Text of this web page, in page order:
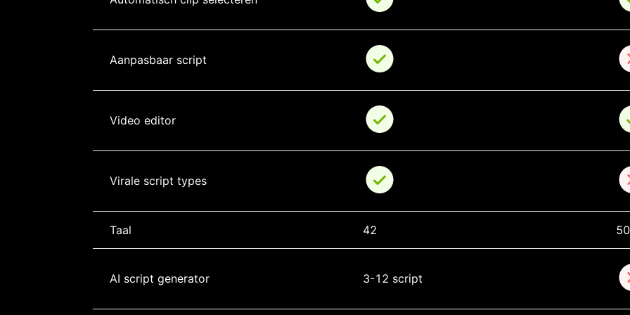
Aanpasbaar script
Video editor
Virale script types
Taal 42
AI script generator 3-12 script